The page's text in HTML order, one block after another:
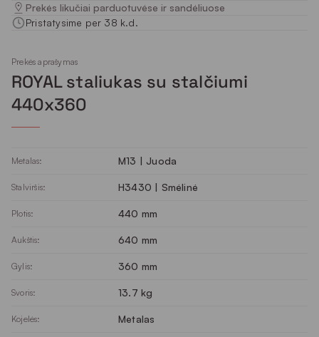
Prekės likučiai parduotuvėse ir sandėliuose
Pristatysime per 38 k.d.
Prekės aprašymas
ROYAL staliukas su stalčiumi
440x360
Metalas: M13 | Juoda
Stalviršis: H3430 | Smėlinė
Plotis: 440 mm
Aukštis: 640 mm
Gylis: 360 mm
Svoris: 13.7 kg
Kojelės: Metalas